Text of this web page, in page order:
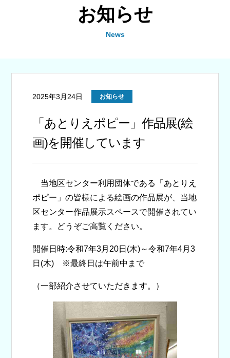
お知らせ
News
2025年3月24日 お知らせ
「あとりえポピー」作品展(絵
画)を開催しています
当地区センター利用団体である「あとりえ
ポピー」の皆様による絵画の作品展が、当地
区センター作品展示スペースで開催されてい
ます。どうぞご高覧ください。
開催日時:令和7年3月20日(木)～令和7年4月3
日(木) ※最終日は午前中まで
（一部紹介させていただきます。）